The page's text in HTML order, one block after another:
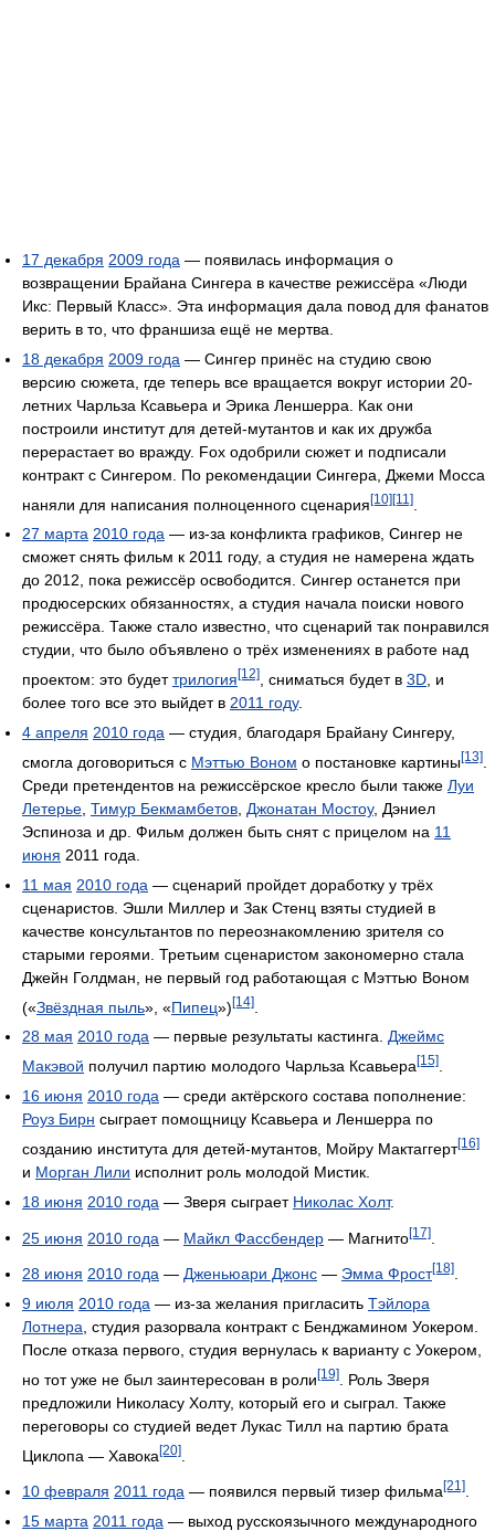
17 декабря 2009 года — появилась информация о
возвращении Брайана Сингера в качестве режиссёра «Люди
Икс: Первый Класс». Эта информация дала повод для фанатов
верить в то, что франшиза ещё не мертва.
18 декабря 2009 года — Сингер принёс на студию свою
версию сюжета, где теперь все вращается вокруг истории 20-
летних Чарльза Ксавьера и Эрика Леншерра. Как они
построили институт для детей-мутантов и как их дружба
перерастает во вражду. Fox одобрили сюжет и подписали
контракт с Сингером. По рекомендации Сингера, Джеми Мосса
наняли для написания полноценного сценария[10][11]
27 марта 2010 года — из-за конфликта графиков, Сингер не
сможет снять фильм к 2011 году, а студия не намерена ждать
до 2012, пока режиссёр освободится. Сингер останется при
продюсерских обязанностях, а студия начала поиски нового
режиссёра. Также стало известно, что сценарий так понравился
студии, что было объявлено о трёх изменениях в работе над
проектом: это будеттрилогия [12] , сниматься будет в 3D , и
более того все это выйдет в 2011 году.
4 апреля 2010 года — студия, благодаря Брайану Сингеру,
смогла договориться с Мэттью Воном о постановке картины[13]
Среди претендентов на режиссёрское кресло были также Луи
Летерье Тимур Бекмамбетов Джонатан Мостоу, Дэниел
Эспиноза и др. Фильм должен быть снят с прицелом на 11
июня 2011 года.
11 мая 2010 года — сценарий пройдет доработку у трёх
сценаристов. Эшли Миллер и Зак Стенц взяты студией в
качестве консультантов по переознакомлению зрителя со
старыми героями. Третьим сценаристом закономерно стала
Джейн Голдман, не первый год работающая с Мэттью Воном
(«Звёздная пыль», «Пипец»)[14]
28 мая 2010 года — первые результаты кастинга. Джеймс
Макэвой получил партию молодого Чарльза Ксавьера [15]
16 июня 2010 года — среди актёрского состава пополнение:
Роуз Бирн сыграет помощницу Ксавьера и Леншерра по
созданию института для детей-мутантов, Мойру Мактаггерт[16]
и Морган Лили исполнит роль молодой Мистик.
18 июня 2010 года — Зверя сыграет Николас Холт.
25 июня 2010 года — Майкл Фассбендер — Магнито[17]
28 июня 2010 года — Дженьюари Джонс — Эмма Фрост[18]
9 июля 2010 года — из-за желания пригласить Тэйлора
Лотнера , студия разорвала контракт с Бенджамином Уокером.
После отказа первого, студия вернулась к варианту с Уокером,
но тот уже не был заинтересован в роли[19]
. Роль Зверя
предложили Николасу Холту, который его и сыграл. Также
переговоры со студией ведет Лукас Тилл на партию брата
Циклопа — Хавока[20]
10 февраля 2011 года — появился первый тизер фильма [21]
15 марта 2011 года — выход русскоязычного международного